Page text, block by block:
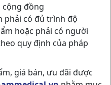
cộng đồng
phải có đủ trình độ
hoặc phải có người
quy định của pháp
giá bán, ưu đãi được